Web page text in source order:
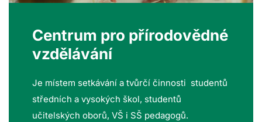
Centrum pro přírodovědné
vzdělávání
Je místem setkávání a tvůrčí činnosti studentů
středních a vysokých škol, studentů
učitelských oborů, VŠ i SŠ pedagogů.